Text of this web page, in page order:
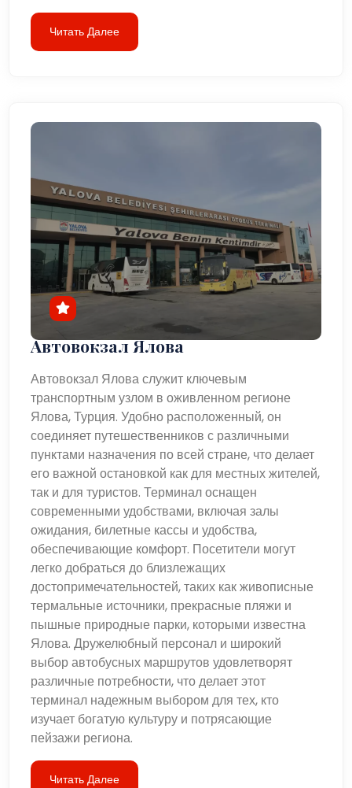
Читать Далее
Автовокзал Ялова
Автовокзал Ялова служит ключевым
транспортным узлом в оживленном регионе
Ялова, Турция. Удобно расположенный, он
соединяет путешественников с различными
пунктами назначения по всей стране, что делает
его важной остановкой как для местных жителей,
так и для туристов. Терминал оснащен
современными удобствами, включая залы
ожидания, билетные кассы и удобства,
обеспечивающие комфорт. Посетители могут
легко добраться до близлежащих
достопримечательностей, таких как живописные
термальные источники, прекрасные пляжи и
пышные природные парки, которыми известна
Ялова. Дружелюбный персонал и широкий
выбор автобусных маршрутов удовлетворят
различные потребности, что делает этот
терминал надежным выбором для тех, кто
изучает богатую культуру и потрясающие
пейзажи региона.
Читать Далее